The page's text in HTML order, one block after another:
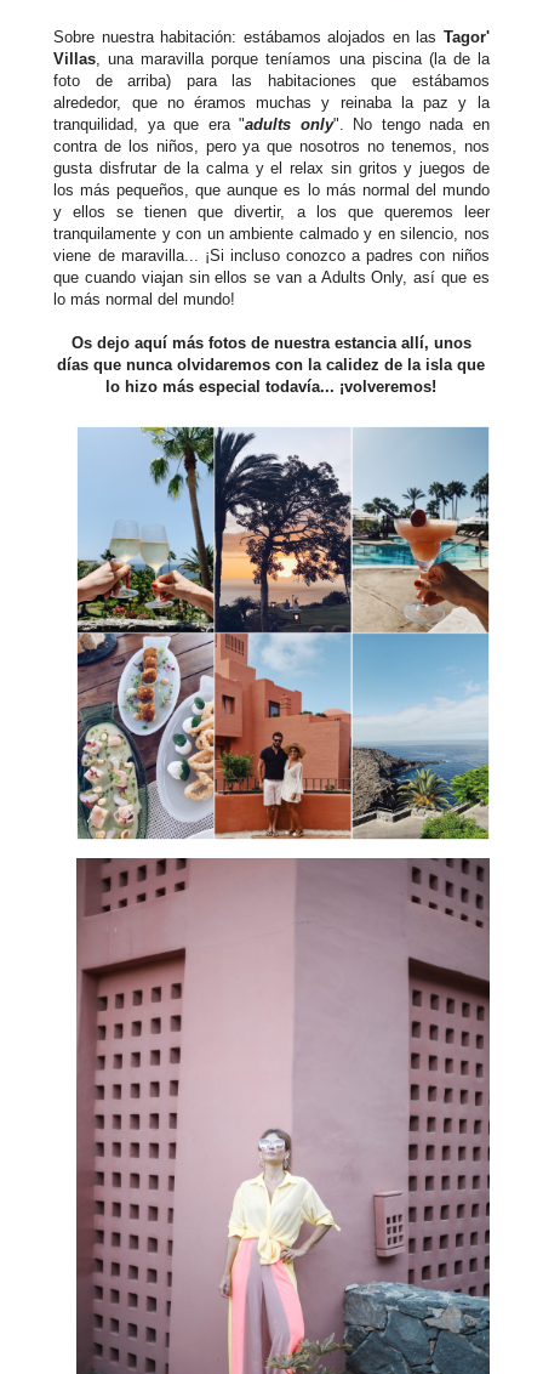
Sobre nuestra habitación: estábamos alojados en las Tagor'
Villas , una maravilla porque teníamos una piscina (la de la
foto de arriba) para las habitaciones que estábamos
alrededor, que no éramos muchas y reinaba la paz y la
tranquilidad, ya que era "adults only". No tengo nada en
contra de los niños, pero ya que nosotros no tenemos, nos
gusta disfrutar de la calma y el relax sin gritos y juegos de
los más pequeños, que aunque es lo más normal del mundo
y ellos se tienen que divertir, a los que queremos leer
tranquilamente y con un ambiente calmado y en silencio, nos
viene de maravilla... ¡Si incluso conozco a padres con niños
que cuando viajan sin ellos se van a Adults Only, así que es
lo más normal del mundo!
Os dejo aquí más fotos de nuestra estancia allí, unos
días que nunca olvidaremos con la calidez de la isla que
lo hizo más especial todavía... ¡volveremos!